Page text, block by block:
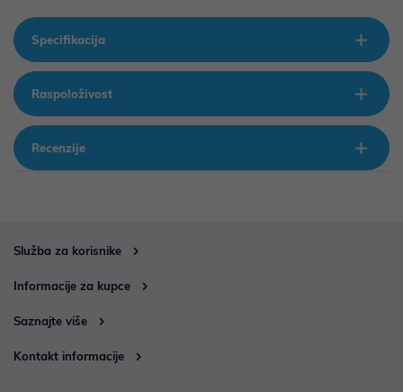
Specifikacija
Raspoloživost
Recenzije
Služba za korisnike
Informacije za kupce
Saznajte više
Kontakt informacije